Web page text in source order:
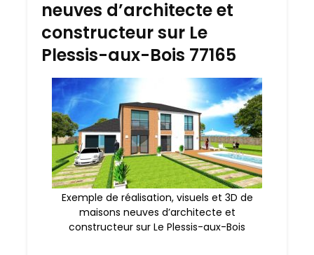
neuves d’architecte et
constructeur sur Le
Plessis-aux-Bois 77165
Exemple de réalisation, visuels et 3D de
maisons neuves d’architecte et
constructeur sur Le Plessis-aux-Bois